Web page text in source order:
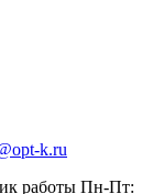
k.ru
работы Пн-Пт: